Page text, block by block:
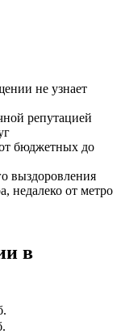
не узнает
репутацией
бюджетных до
выздоровления
недалеко от метро
в